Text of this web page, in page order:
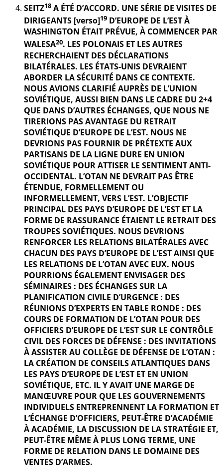
SEITZ18 A ÉTÉ D’ACCORD. UNE SÉRIE DE VISITES DE
DIRIGEANTS [verso]19 D’EUROPE DE L’EST À
WASHINGTON ÉTAIT PRÉVUE, À COMMENCER PAR
WALESA20. LES POLONAIS ET LES AUTRES
RECHERCHAIENT DES DÉCLARATIONS
BILATÉRALES. LES ÉTATS-UNIS DEVRAIENT
ABORDER LA SÉCURITÉ DANS CE CONTEXTE.
NOUS AVIONS CLARIFIÉ AUPRÈS DE L’UNION
SOVIÉTIQUE, AUSSI BIEN DANS LE CADRE DU 2+4
QUE DANS D’AUTRES ÉCHANGES, QUE NOUS NE
TIRERIONS PAS AVANTAGE DU RETRAIT
SOVIÉTIQUE D’EUROPE DE L’EST. NOUS NE
DEVRIONS PAS FOURNIR DE PRÉTEXTE AUX
PARTISANS DE LA LIGNE DURE EN UNION
SOVIÉTIQUE POUR ATTISER LE SENTIMENT ANTI-
OCCIDENTAL. L’OTAN NE DEVRAIT PAS ÊTRE
ÉTENDUE, FORMELLEMENT OU
INFORMELLEMENT, VERS L’EST. L’OBJECTIF
PRINCIPAL DES PAYS D’EUROPE DE L’EST ET LA
FORME DE RASSURANCE ÉTAIENT LE RETRAIT DES
TROUPES SOVIÉTIQUES. NOUS DEVRIONS
RENFORCER LES RELATIONS BILATÉRALES AVEC
CHACUN DES PAYS D’EUROPE DE L’EST AINSI QUE
LES RELATIONS DE L’OTAN AVEC EUX. NOUS
POURRIONS ÉGALEMENT ENVISAGER DES
SÉMINAIRES : DES ÉCHANGES SUR LA
PLANIFICATION CIVILE D’URGENCE : DES
RÉUNIONS D’EXPERTS EN TABLE RONDE : DES
COURS DE FORMATION DE L’OTAN POUR DES
OFFICIERS D’EUROPE DE L’EST SUR LE CONTRÔLE
CIVIL DES FORCES DE DÉFENSE : DES INVITATIONS
À ASSISTER AU COLLÈGE DE DÉFENSE DE L’OTAN :
LA CRÉATION DE CONSEILS ATLANTIQUES DANS
LES PAYS D’EUROPE DE L’EST ET EN UNION
SOVIÉTIQUE, ETC. IL Y AVAIT UNE MARGE DE
MANŒUVRE POUR QUE LES GOUVERNEMENTS
INDIVIDUELS ENTREPRENNENT LA FORMATION ET
L’ÉCHANGE D’OFFICIERS, PEUT-ÊTRE D’ACADÉMIE
À ACADÉMIE, LA DISCUSSION DE LA STRATÉGIE ET,
PEUT-ÊTRE MÊME À PLUS LONG TERME, UNE
FORME DE RELATION DANS LE DOMAINE DES
VENTES D’ARMES.